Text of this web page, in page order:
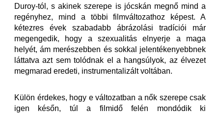
Duroy-tól, s akinek szerepe is jócskán megnő mind a
regényhez, mind a többi filmváltozathoz képest. A
kétezres évek szabadabb ábrázolási tradíciói már
megengedik, hogy a szexualitás elnyerje a maga
helyét, ám merészebben és sokkal jelentékenyebbnek
láttatva azt sem tolódnak el a hangsúlyok, az élvezet
megmarad eredeti, instrumentalizált voltában.
Külön érdekes, hogy e változatban a nők szerepe csak
igen későn, túl a filmidő felén mondódik ki